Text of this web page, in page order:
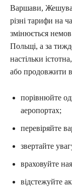
Варшави, Жешува
різні тарифи на
змінюється
Польщі, а за
настільки
або продовжити
порівнюйте
аеропортах;
перевіряйте
звертайте
враховуйте
відстежуйте